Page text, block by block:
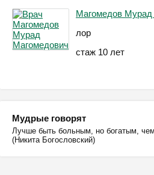
Магомедов Мурад
лор
стаж 10 лет
Мудрые говорят
Лучше быть больным, но богатым,
(Никита Богословский)